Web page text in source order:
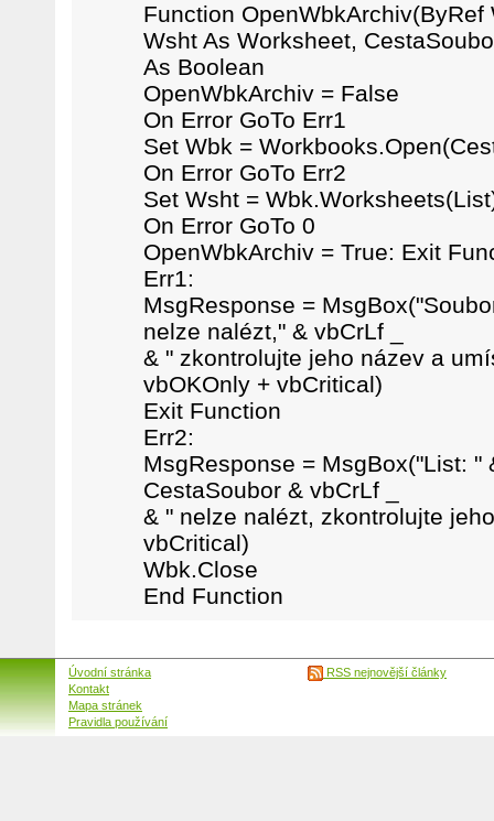
Function
Wsht As Worksheet,
As Boolean
OpenWbkArchiv = False
On Error GoTo Err1
Set Wbk =
On Error GoTo Err2
Set Wsht =
On Error GoTo 0
OpenWbkArchiv = True: Exit
Err1:
MsgResponse =
nelze nalézt," & vbCrLf _
& " zkontrolujte jeho název a
vbOKOnly + vbCritical)
Exit Function
Err2:
MsgResponse = MsgBox("List: "
CestaSoubor & vbCrLf _
& " nelze nalézt, zkontrolujte
vbCritical)
Wbk.Close
End Function
Úvodní stránka
Kontakt
Mapa stránek
Pravidla používání
RSS nejnovější články